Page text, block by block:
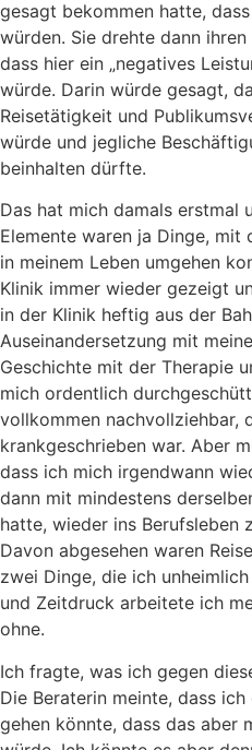
gesagt bekommen hatte,
würden. Sie drehte dann
dass hier ein „negatives
würde. Darin würde gesagt,
Reisetätigkeit und
würde und jegliche
beinhalten dürfte.
Das hat mich damals erstmal
Elemente waren ja Dinge, mit
in meinem Leben umgehen
Klinik immer wieder gezeigt
in der Klinik heftig aus der
Auseinandersetzung mit
Geschichte mit der Therapie
mich ordentlich
vollkommen nachvollziehbar,
krankgeschrieben war. Aber
dass ich mich irgendwann
dann mit mindestens
hatte, wieder ins Berufsleben
Davon abgesehen waren
zwei Dinge, die ich
und Zeitdruck arbeitete ich
ohne.
Ich fragte, was ich gegen
Die Beraterin meinte, dass
gehen könnte, dass das aber